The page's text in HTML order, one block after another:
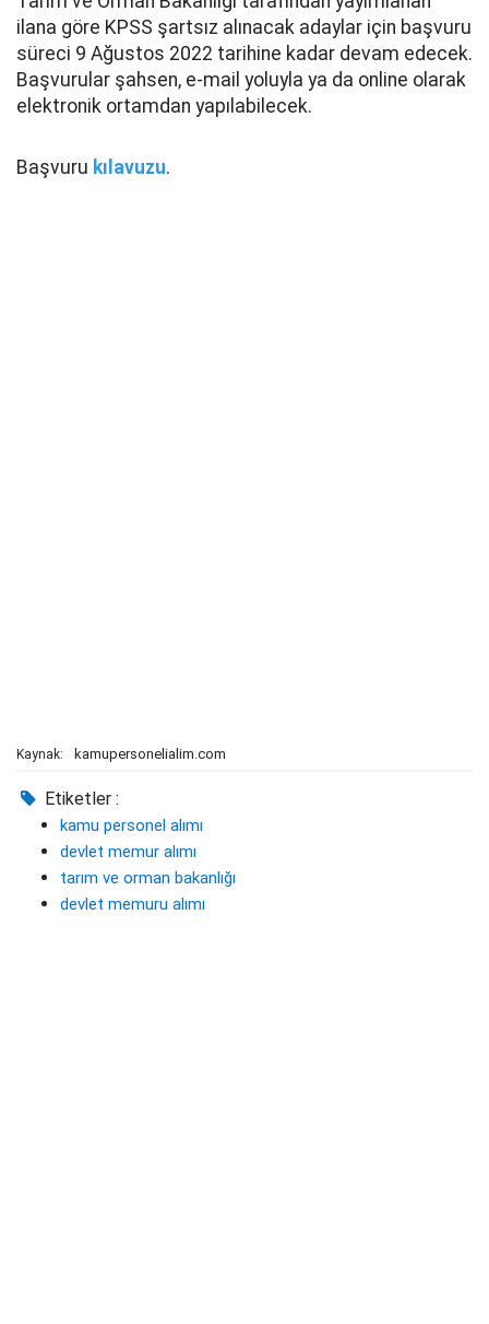
ilana göre KPSS şartsız alınacak adaylar için başvuru
süreci 9 Ağustos 2022 tarihine kadar devam edecek.
Başvurular şahsen, e-mail yoluyla ya da online olarak
elektronik ortamdan yapılabilecek.
Başvuru kılavuzu.
Kaynak: kamupersonelialim.com
Etiketler :
kamu personel alımı
devlet memur alımı
tarım ve orman bakanlığı
devlet memuru alımı